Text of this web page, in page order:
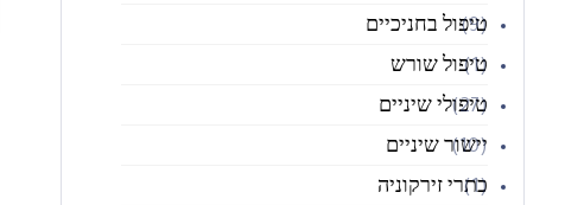
טיפול בחניכיים
(9)
טיפול שורש
(1)
טיפולי שיניים
(27)
יישור שיניים
(10)
כתרי זירקוניה
(1)